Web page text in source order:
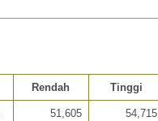
Rendah Tinggi
51,605 54,715